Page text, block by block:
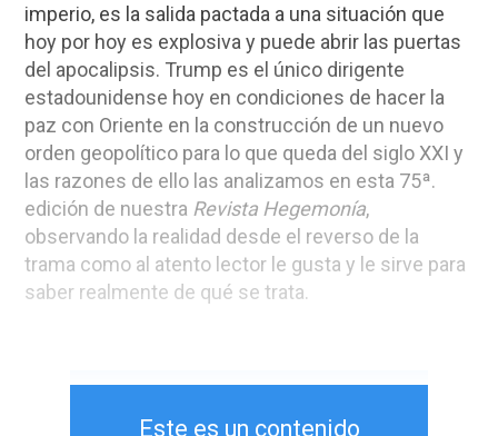
imperio, es la salida pactada a una situación que
hoy por hoy es explosiva y puede abrir las puertas
del apocalipsis. Trump es el único dirigente
estadounidense hoy en condiciones de hacer la
paz con Oriente en la construcción de un nuevo
orden geopolítico para lo que queda del siglo XXI y
las razones de ello las analizamos en esta 75ª.
edición de nuestra Revista Hegemonía,
observando la realidad desde el reverso de la
trama como al atento lector le gusta y le sirve para
saber realmente de qué se trata.
Este es un contenido